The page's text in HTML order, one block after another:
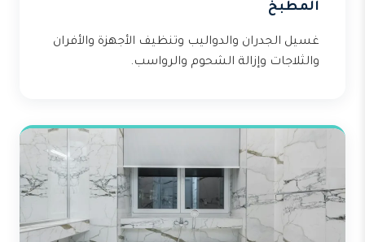
المطبخ
غسيل الجدران والدواليب وتنظيف الأجهزة والأفران
والثلاجات وإزالة الشحوم والرواسب.